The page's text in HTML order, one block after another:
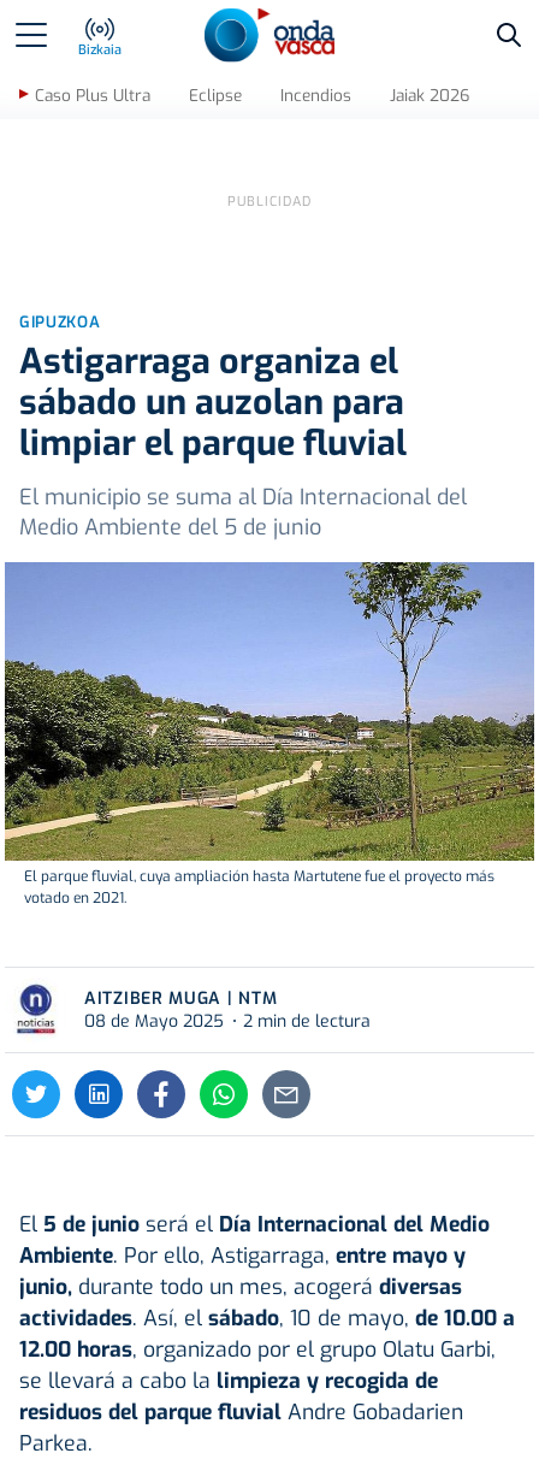
Bizkaia
Caso Plus Ultra Eclipse Incendios Jaiak 2026
GIPUZKOA
Astigarraga organiza el
sábado un auzolan para
limpiar el parque fluvial
El municipio se suma al Día Internacional del
Medio Ambiente del 5 de junio
El parque fluvial, cuya ampliación hasta Martutene fue el proyecto más
votado en 2021.
AITZIBER MUGA | NTM
08 de Mayo 2025
2 min de lectura
El 5 de junio será el Día Internacional del Medio
Ambiente. Por ello, Astigarraga, entre mayo y
junio, durante todo un mes, acogerá diversas
actividades. Así, el sábado, 10 de mayo, de 10.00 a
12.00 horas, organizado por el grupo Olatu Garbi,
se llevará a cabo la limpieza y recogida de
residuos del parque fluvial Andre Gobadarien
Parkea.